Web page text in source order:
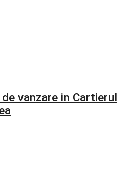
vanzare in Cartierul